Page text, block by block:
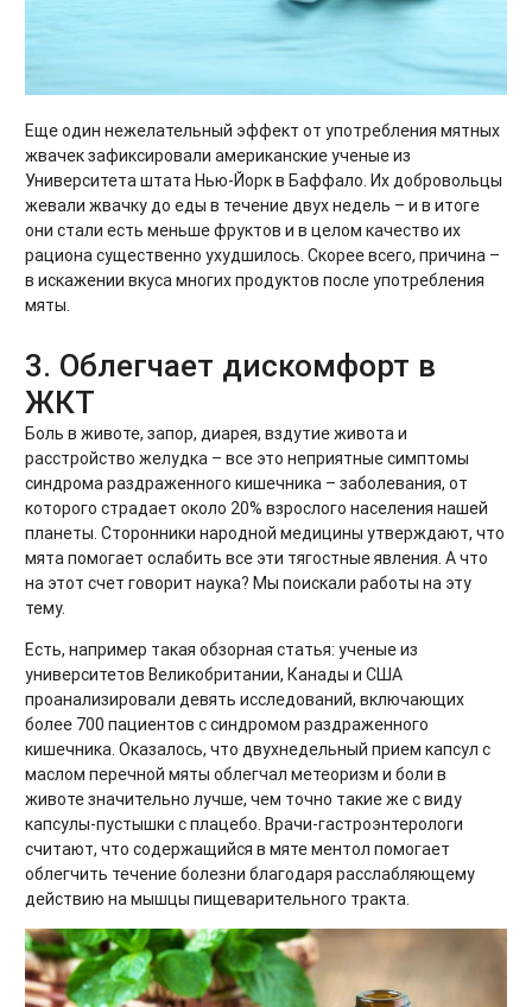
Еще один нежелательный эффект от употребления мятных
жвачек зафиксировали американские ученые из
Университета штата Нью-Йорк в Баффало. Их добровольцы
жевали жвачку до еды в течение двух недель – и в итоге
они стали есть меньше фруктов и в целом качество их
рациона существенно ухудшилось. Скорее всего, причина –
в искажении вкуса многих продуктов после употребления
мяты.
3. Облегчает дискомфорт в
ЖКТ
Боль в животе, запор, диарея, вздутие живота и
расстройство желудка – все это неприятные симптомы
синдрома раздраженного кишечника – заболевания, от
которого страдает около 20% взрослого населения нашей
планеты. Сторонники народной медицины утверждают, что
мята помогает ослабить все эти тягостные явления. А что
на этот счет говорит наука? Мы поискали работы на эту
тему.
Есть, например такая обзорная статья: ученые из
университетов Великобритании, Канады и США
проанализировали девять исследований, включающих
более 700 пациентов с синдромом раздраженного
кишечника. Оказалось, что двухнедельный прием капсул с
маслом перечной мяты облегчал метеоризм и боли в
животе значительно лучше, чем точно такие же с виду
капсулы-пустышки с плацебо. Врачи-гастроэнтерологи
считают, что содержащийся в мяте ментол помогает
облегчить течение болезни благодаря расслабляющему
действию на мышцы пищеварительного тракта.